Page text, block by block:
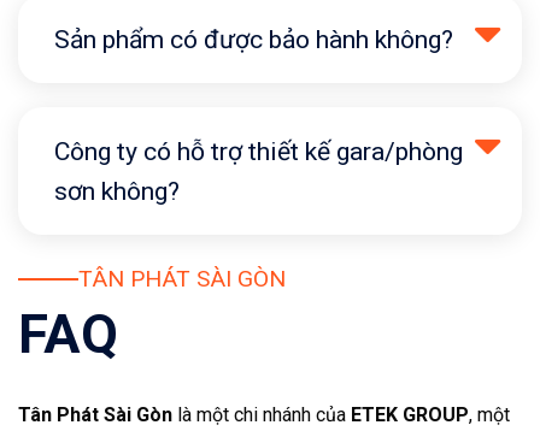
Sản phẩm có được bảo hành không?
Công ty có hỗ trợ thiết kế gara/phòng
sơn không?
TÂN PHÁT SÀI GÒN
FAQ
Tân Phát Sài Gòn là một chi nhánh của ETEK GROUP, một